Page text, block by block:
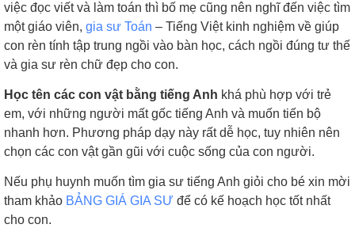
việc đọc viết và làm toán thì bố mẹ cũng nên nghĩ đến việc tìm
một giáo viên, gia sư Toán – Tiếng Việt kinh nghiệm về giúp
con rèn tính tập trung ngồi vào bàn học, cách ngồi đúng tư thế
và gia sư rèn chữ đẹp cho con.
Học tên các con vật bằng tiếng Anh khá phù hợp với trẻ
em, với những người mất gốc tiếng Anh và muốn tiến bộ
nhanh hơn. Phương pháp dạy này rất dễ học, tuy nhiên nên
chọn các con vật gần gũi với cuộc sống của con người.
Nếu phụ huynh muốn tìm gia sư tiếng Anh giỏi cho bé xin mời
tham khảo BẢNG GIÁ GIA SƯ để có kế hoạch học tốt nhất
cho con.